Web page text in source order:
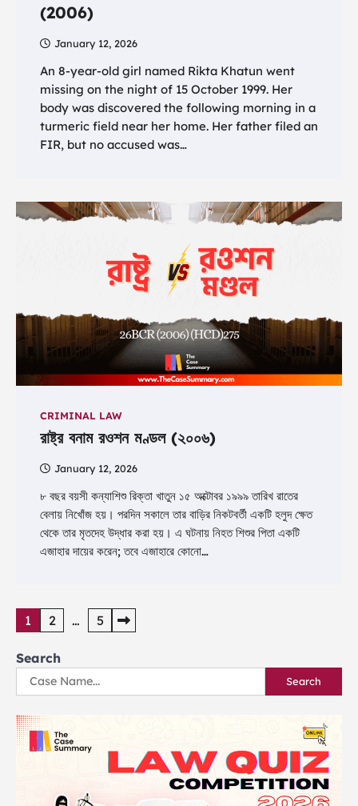
(2006)
January 12, 2026
An 8-year-old girl named Rikta Khatun went
missing on the night of 15 October 1999. Her
body was discovered the following morning in a
turmeric field near her home. Her father filed an
FIR, but no accused was…
CRIMINAL LAW
রাষ্ট্র বনাম রওশন মণ্ডল (২০০৬)
January 12, 2026
৮ বছর বয়সী কন্যাশিশু রিক্তা খাতুন ১৫ অক্টোবর ১৯৯৯ তারিখ রাতের
বেলায় নিখোঁজ হয়। পরদিন সকালে তার বাড়ির নিকটবর্তী একটি হলুদ ক্ষেত
থেকে তার মৃতদেহ উদ্ধার করা হয়। এ ঘটনায় নিহত শিশুর পিতা একটি
এজাহার দায়ের করেন; তবে এজাহারে কোনো…
Posts
1 2 … 5
Search
Search